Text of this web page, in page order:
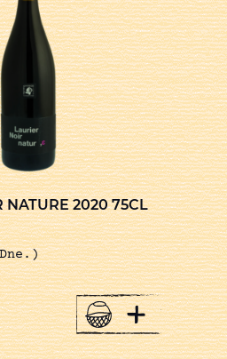
NATURE 2020 75CL
+